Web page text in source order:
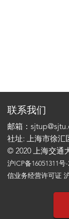
联系我们
邮箱：
社址: 上海市徐汇
© 2020 上海交通
沪ICP备16051311号-
信业务经营许可证 沪